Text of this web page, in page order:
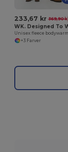
233,67 kr 369,90
+3 Farver